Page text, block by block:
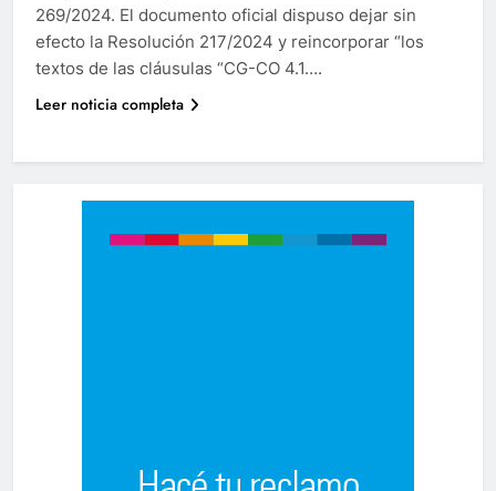
269/2024. El documento oficial dispuso dejar sin
efecto la Resolución 217/2024 y reincorporar “los
textos de las cláusulas “CG-CO 4.1….
Leer noticia completa